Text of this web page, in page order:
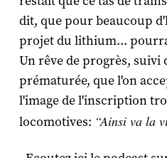
dit, que pour beaucoup
projet du lithium...
Un rêve de progrès, suivi
prématurée, que l'on
l'image de l'inscription
locomotives: “Ainsi va la